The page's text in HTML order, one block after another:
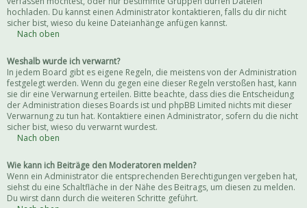
hochladen. Du kannst einen Administrator kontaktieren, falls du dir nicht
sicher bist, wieso du keine Dateianhänge anfügen kannst.
Nach oben
Weshalb wurde ich verwarnt?
In jedem Board gibt es eigene Regeln, die meistens von der Administration
festgelegt werden. Wenn du gegen eine dieser Regeln verstoßen hast, kann
sie dir eine Verwarnung erteilen. Bitte beachte, dass dies die Entscheidung
der Administration dieses Boards ist und phpBB Limited nichts mit dieser
Verwarnung zu tun hat. Kontaktiere einen Administrator, sofern du die nicht
sicher bist, wieso du verwarnt wurdest.
Nach oben
Wie kann ich Beiträge den Moderatoren melden?
Wenn ein Administrator die entsprechenden Berechtigungen vergeben hat,
siehst du eine Schaltfläche in der Nähe des Beitrags, um diesen zu melden.
Du wirst dann durch die weiteren Schritte geführt.